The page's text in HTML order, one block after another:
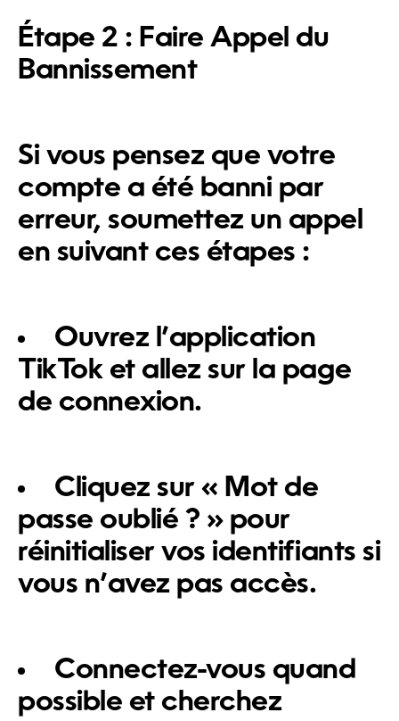
Étape 2 : Faire Appel du
Bannissement
Si vous pensez que votre
compte a été banni par
erreur, soumettez un appel
en suivant ces étapes :
Ouvrez l’application
TikTok et allez sur la page
de connexion.
Cliquez sur « Mot de
passe oublié ? » pour
réinitialiser vos identifiants si
vous n’avez pas accès.
Connectez-vous quand
possible et cherchez